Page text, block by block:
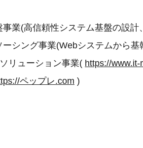
業(高信頼性システム基盤の設計
シング事業(Webシステムから基
リューション事業( https://
ペップレ.com )